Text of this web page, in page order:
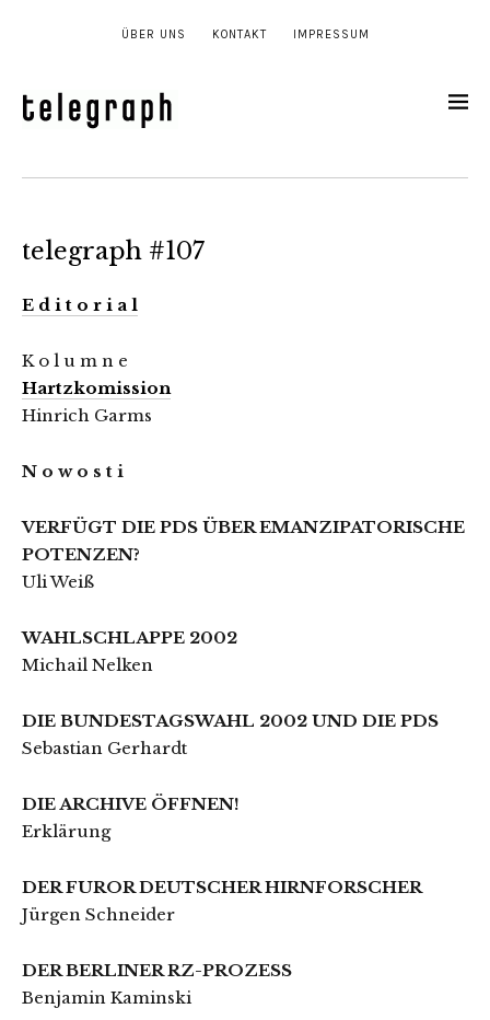
ÜBER UNS KONTAKT IMPRESSUM
telegraph #107
E d i t o r i a l
K o l u m n e
Hartzkomission
Hinrich Garms
N o w o s t i
VERFÜGT DIE PDS ÜBER EMANZIPATORISCHE
POTENZEN?
Uli Weiß
WAHLSCHLAPPE 2002
Michail Nelken
DIE BUNDESTAGSWAHL 2002 UND DIE PDS
Sebastian Gerhardt
DIE ARCHIVE ÖFFNEN!
Erklärung
DER FUROR DEUTSCHER HIRNFORSCHER
Jürgen Schneider
DER BERLINER RZ-PROZESS
Benjamin Kaminski